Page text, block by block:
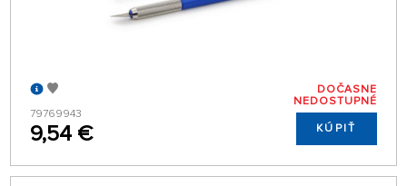
79769943
9,54 €
DOČASNE
NEDOSTUPNÉ
KÚPIŤ